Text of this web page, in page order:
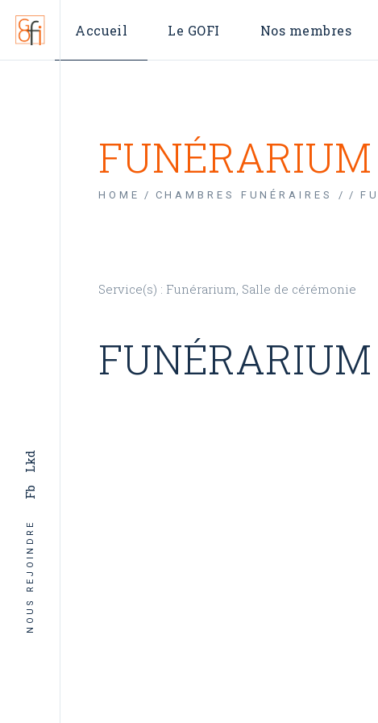
Accueil Le GOFI Nos membres
Qui sommes-nous ?
Conseil d’administration
L’annuaire
La carte des OFI
HOME CHAMBRES FUNÉRAIRES /
NOUS REJOINDRE
Fb
Lkd
Service(s) : Funérarium, Salle de cérémonie